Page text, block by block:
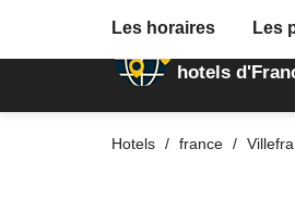
Annuaire des
hotels
Hotels france
Les horaires Les